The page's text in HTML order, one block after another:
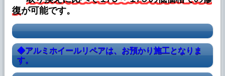
2023年7月16日
ブログに 「◆エステマ アエラ、ヘッドライ
2023年7月9日
ブログに 「◆ヘッドライトリペア事例、更
新中」を追加しました。
復が可能です。
◆アルミホイールリペアは、お預かり施工となりま
す。